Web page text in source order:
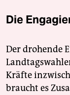
Die
Der drohende
Kräfte
braucht es